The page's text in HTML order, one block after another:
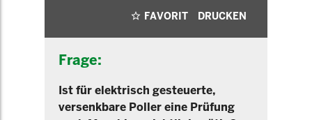
FAVORIT DRUCKEN
Frage:
Ist für elektrisch gesteuerte,
versenkbare Poller eine Prüfung